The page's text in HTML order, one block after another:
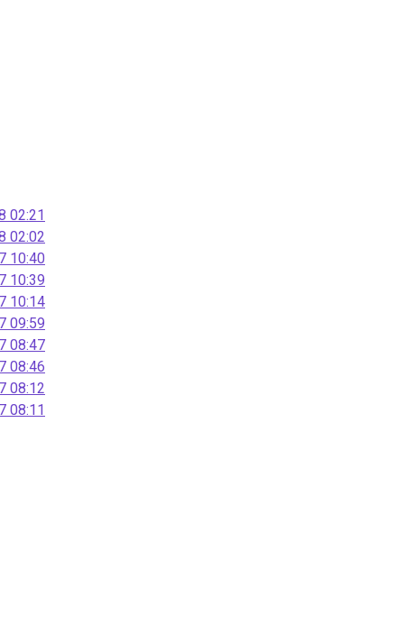
02:21
02:02
10:40
10:39
10:14
09:59
08:47
08:46
08:12
08:11